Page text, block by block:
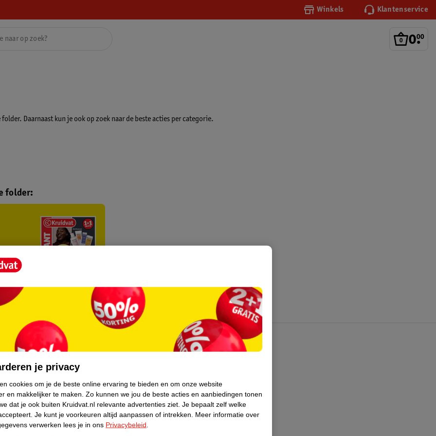
Winkels Klantenservice
0.
00
Daarnaast kun je ook op zoek naar de beste acties per categorie.
folder:
Over Kruidvat
Pers
Winkelformule
Bedrijfsgegevens
je privacy
cookies om je de beste online ervaring te bieden en om onze website
en makkelijker te maken. Zo kunnen we jou de beste acties en aanbiedingen tonen
dat je ook buiten Kruidvat.nl relevante advertenties ziet. Je bepaalt zelf welke
Je kunt je voorkeuren altijd aanpassen of intrekken.
Meer informatie over
verwerken lees je in ons Privacybeleid